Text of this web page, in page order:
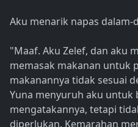
Aku menarik napas dalam-
"Maaf. Aku Zelef, dan aku
memasak makanan untuk
makanannya tidak sesuai
Yuna menyuruh aku
mengatakannya, tetapi
diperlukan. Kemarahan